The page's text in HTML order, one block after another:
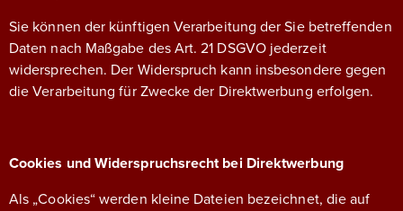
Sie können der künftigen Verarbeitung der Sie betreffenden
Daten nach Maßgabe des Art. 21 DSGVO jederzeit
widersprechen. Der Widerspruch kann insbesondere gegen
die Verarbeitung für Zwecke der Direktwerbung erfolgen.
Cookies und Widerspruchsrecht bei Direktwerbung
Als „Cookies“ werden kleine Dateien bezeichnet, die auf